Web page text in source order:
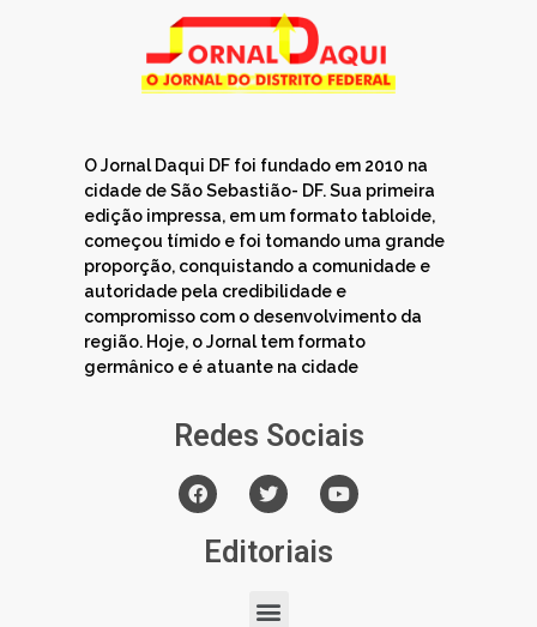
O Jornal Daqui DF foi fundado em 2010 na
cidade de São Sebastião- DF. Sua primeira
edição impressa, em um formato tabloide,
começou tímido e foi tomando uma grande
proporção, conquistando a comunidade e
autoridade pela credibilidade e
compromisso com o desenvolvimento da
região. Hoje, o Jornal tem formato
germânico e é atuante na cidade
Redes Sociais
Editoriais